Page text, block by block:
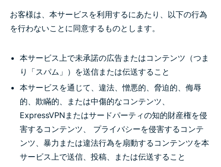
お客様は、本サービスを利用するにあたり、以下の行為
を行わないことに同意するものとします。
本サービス上で未承諾の広告またはコンテンツ（つま
り「スパム」）を送信または伝送すること
本サービスを通じて、違法、憎悪的、脅迫的、侮辱
的、欺瞞的、または中傷的なコンテンツ、
ExpressVPNまたはサードパーティの知的財産権を侵
害するコンテンツ、 プライバシーを侵害するコンテ
ンツ、暴力または違法行為を扇動するコンテンツを本
サービス上で送信、投稿、または伝送すること